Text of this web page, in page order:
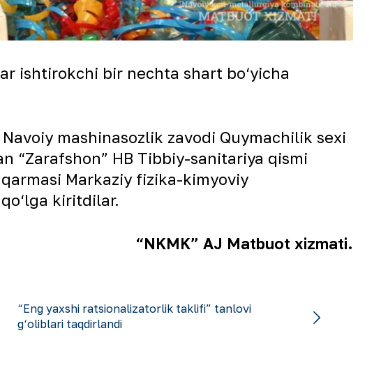
ishtirokchi bir nechta shart bo‘yicha
mashinasozlik zavodi Quymachilik sexi
“Zarafshon” HB Tibbiy-sanitariya qismi
Markaziy fizika-kimyoviy
kiritdilar.
“NKMK” AJ Matbuot xizmati.
“Eng yaxshi ratsionalizatorlik taklifi” tanlovi
g‘oliblari taqdirlandi